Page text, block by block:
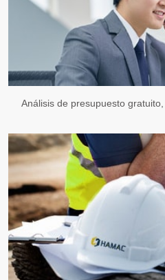
Análisis de presupuesto